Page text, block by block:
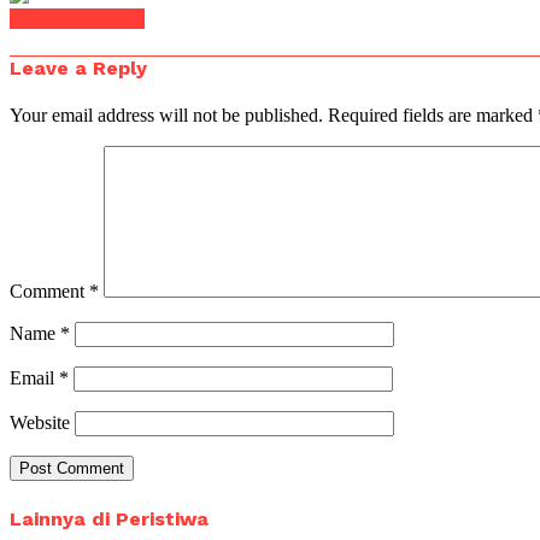
Leave a Reply
Your email address will not be published. Required fields are marked
Comment *
Name *
Email *
Website
Lainnya di Peristiwa